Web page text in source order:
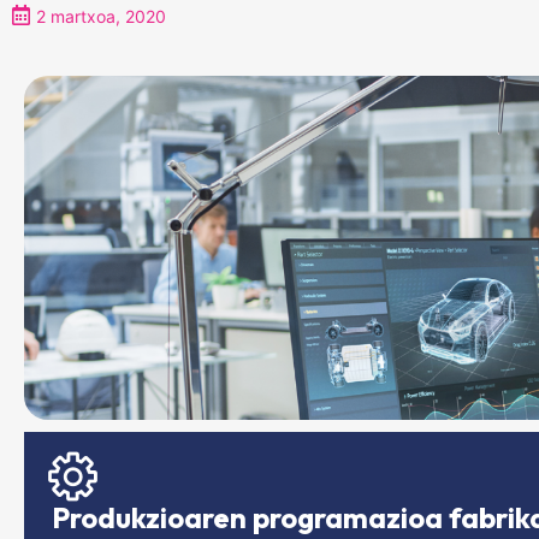
2 martxoa, 2020
Produkzioaren programazioa